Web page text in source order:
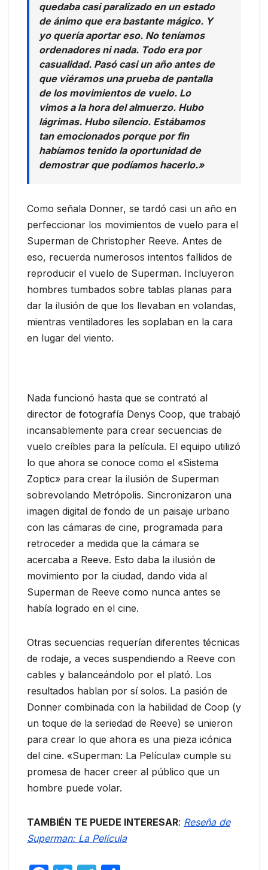
quedaba casi paralizado en un estado
de ánimo que era bastante mágico. Y
yo quería aportar eso. No teníamos
ordenadores ni nada. Todo era por
casualidad. Pasó casi un año antes de
que viéramos una prueba de pantalla
de los movimientos de vuelo. Lo
vimos a la hora del almuerzo. Hubo
lágrimas. Hubo silencio. Estábamos
tan emocionados porque por fin
habíamos tenido la oportunidad de
demostrar que podíamos hacerlo.»
Como señala Donner, se tardó casi un año en
perfeccionar los movimientos de vuelo para el
Superman de Christopher Reeve. Antes de
eso, recuerda numerosos intentos fallidos de
reproducir el vuelo de Superman. Incluyeron
hombres tumbados sobre tablas planas para
dar la ilusión de que los llevaban en volandas,
mientras ventiladores les soplaban en la cara
en lugar del viento.
Nada funcionó hasta que se contrató al
director de fotografía Denys Coop, que trabajó
incansablemente para crear secuencias de
vuelo creíbles para la película. El equipo utilizó
lo que ahora se conoce como el «Sistema
Zoptic» para crear la ilusión de Superman
sobrevolando Metrópolis. Sincronizaron una
imagen digital de fondo de un paisaje urbano
con las cámaras de cine, programada para
retroceder a medida que la cámara se
acercaba a Reeve. Esto daba la ilusión de
movimiento por la ciudad, dando vida al
Superman de Reeve como nunca antes se
había logrado en el cine.
Otras secuencias requerían diferentes técnicas
de rodaje, a veces suspendiendo a Reeve con
cables y balanceándolo por el plató. Los
resultados hablan por sí solos. La pasión de
Donner combinada con la habilidad de Coop (y
un toque de la seriedad de Reeve) se unieron
para crear lo que ahora es una pieza icónica
del cine. «Superman: La Película» cumple su
promesa de hacer creer al público que un
hombre puede volar.
TAMBIÉN TE PUEDE INTERESAR: Reseña de
Superman: La Película